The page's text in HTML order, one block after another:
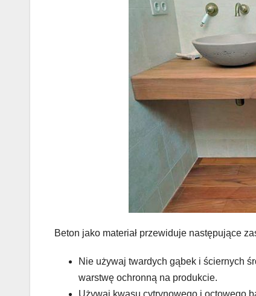
Beton jako materiał przewiduje następujące
Nie używaj twardych gąbek i ściernych
warstwę ochronną na produkcie.
Używaj kwasu cytrynowego i octowego